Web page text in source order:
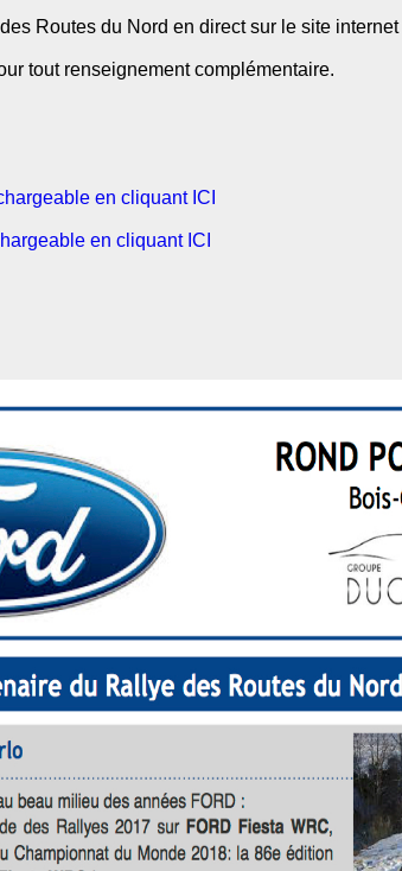
Routes du Nord en direct sur le site internet
tout renseignement complémentaire.
en cliquant ICI
en cliquant ICI